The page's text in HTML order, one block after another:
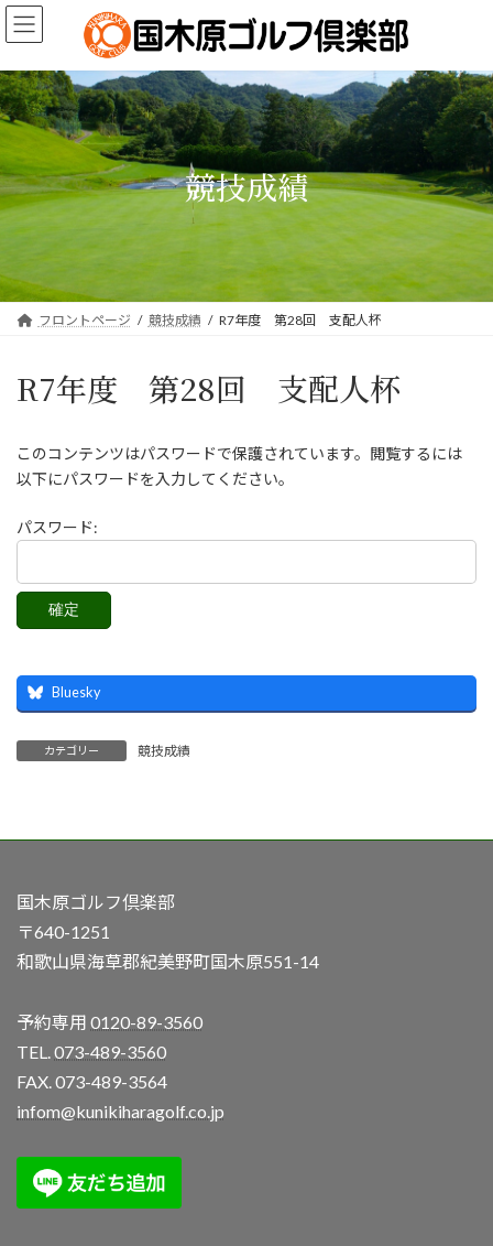
コ
ン
ン
ツ
へ
キ
ッ
プ
ナ
ビ
ー
シ
ョ
に
移
動
競技成績
フロントページ 競技成績 R7年度 第28回 支配人杯
R7年度 第28回 支配人杯
このコンテンツはパスワードで保護されています。閲覧するには
以下にパスワードを入力してください。
パスワード:
Bluesky
カテゴリー 競技成績
国木原ゴルフ倶楽部
〒640-1251
和歌山県海草郡紀美野町国木原551-14
予約専用 0120-89-3560
TEL.073-489-3560
FAX. 073-489-3564
infom@kunikiharagolf.co.jp